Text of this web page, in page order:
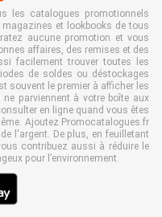
les catalogues promotionnels
et lookbooks de tous
aucune promotion et vous
affaires, des remises et des
facilement trouver toutes les
de soldes ou déstockages
souvent le premier à afficher les
parviennent à votre boîte aux
en ligne quand vous êtes
Ajoutez Promocatalogues.fr
l'argent. De plus, en feuilletant
contribuez aussi à réduire le
pour l’environnement.